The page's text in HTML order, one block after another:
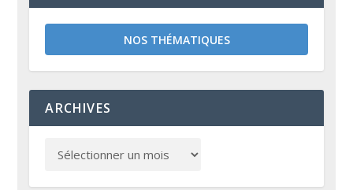
NOS THÉMATIQUES
ARCHIVES